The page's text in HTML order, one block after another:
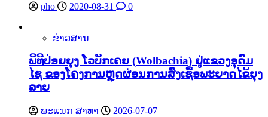
pho 2020-08-31 0
ຂ່າວສານ
ພິທີປ່ອຍຍຸງ ໂວບັກເຄຍ (Wolbachia) ຢູ່ແຂວງອຸດົມ
ໄຊ ຂອງໂຄງການຫຼຸດຜ່ອນການສົ່ງເຊື້ອພະຍາດໄຂ້ຍຸງ
ລາຍ
ພະແນກ ສາທາ 2026-07-07